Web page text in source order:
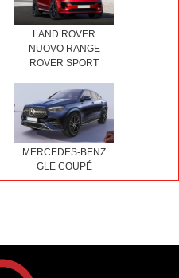
LAND ROVER
NUOVO RANGE
ROVER SPORT
MERCEDES-BENZ
GLE COUPÉ